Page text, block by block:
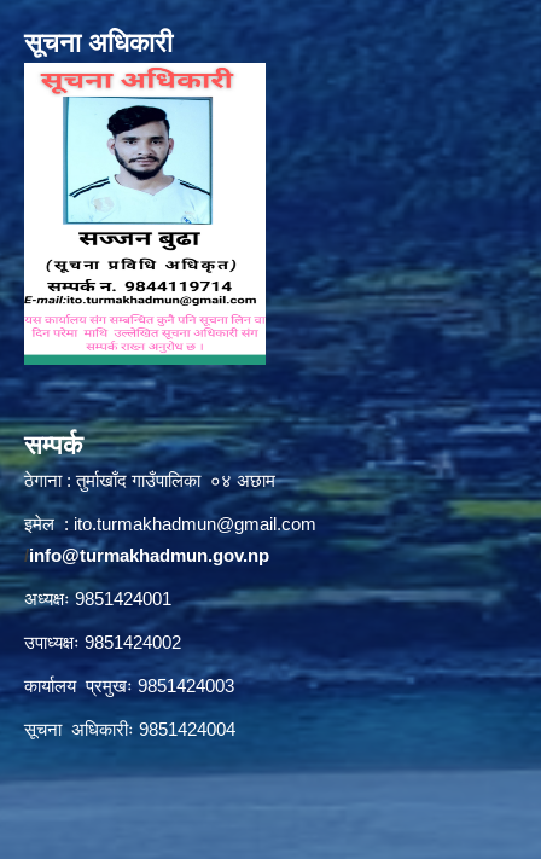
सूचना अधिकारी
सम्पर्क
ठेगाना : तुर्माखाँद गाउँपालिका ०४ अछाम
इमेल : ito.turmakhadmun@gmail.com
/info@turmakhadmun.gov.np
अध्यक्षः 9851424001
उपाध्यक्षः 9851424002
कार्यालय प्रमुखः 9851424003
सूचना अधिकारीः 9851424004